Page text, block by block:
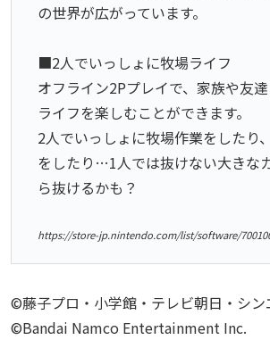
の世界が広がっています。
■2人でいっしょに牧場ライフ
オフライン2Pプレイで、家族や友
ライフを楽しむことができます。
2人でいっしょに牧場作業をしたり
をしたり…1人では抜けない大きな
ら抜けるかも？
https://store-jp.nintendo.com/list/software/
©藤子プロ・小学館・テレビ朝日・シン
©Bandai Namco Entertainment Inc.